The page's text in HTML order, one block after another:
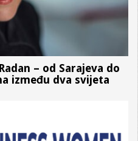
– od Sarajeva do
između dva svijeta